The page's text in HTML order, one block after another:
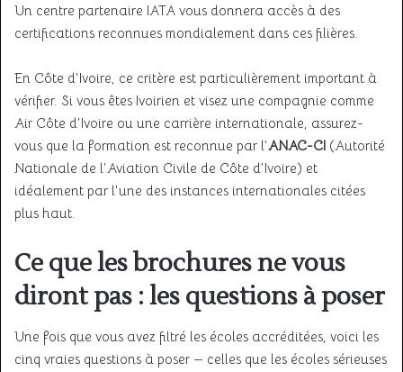
Un centre partenaire IATA vous donnera accès à des
certifications reconnues mondialement dans ces filières.
En Côte d’Ivoire, ce critère est particulièrement important à
vérifier. Si vous êtes Ivoirien et visez une compagnie comme
Air Côte d’Ivoire ou une carrière internationale, assurez-
vous que la formation est reconnue par l’ANAC-CI (Autorité
Nationale de l’Aviation Civile de Côte d’Ivoire) et
idéalement par l’une des instances internationales citées
plus haut.
Ce que les brochures ne vous
diront pas : les questions à poser
Une fois que vous avez filtré les écoles accréditées, voici les
cinq vraies questions à poser — celles que les écoles sérieuses